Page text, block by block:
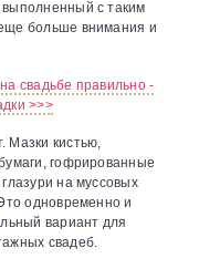
с таким
больше внимания и
свадьбе правильно -
>>>
Мазки кистью,
гофрированные
на муссовых
одновременно и
вариант для
свадеб.